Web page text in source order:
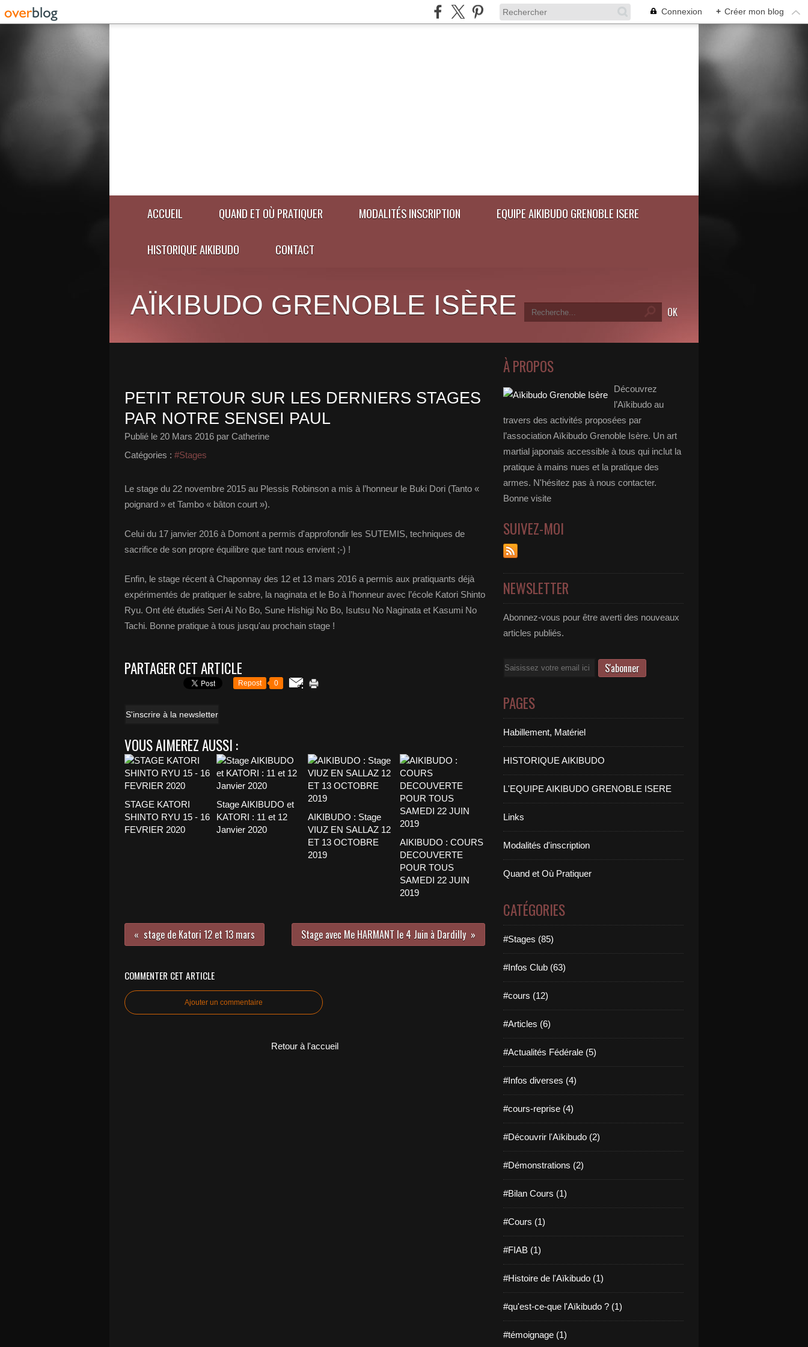
Connexion + Créer mon blog
ACCUEIL QUAND ET OÙ PRATIQUER MODALITÉS INSCRIPTION EQUIPE AIKIBUDO GRENOBLE ISERE
HISTORIQUE AIKIBUDO CONTACT
AÏKIBUDO GRENOBLE ISÈRE
PETIT RETOUR SUR LES DERNIERS STAGES
PAR NOTRE SENSEI PAUL
Publié le 20 Mars 2016 par Catherine
Catégories : #Stages
Le stage du 22 novembre 2015 au Plessis Robinson a mis à l’honneur le Buki Dori (Tanto «
poignard » et Tambo « bâton court »).
Celui du 17 janvier 2016 à Domont a permis d'approfondir les SUTEMIS, techniques de
sacrifice de son propre équilibre que tant nous envient ;-) !
Enfin, le stage récent à Chaponnay des 12 et 13 mars 2016 a permis aux pratiquants déjà
expérimentés de pratiquer le sabre, la naginata et le Bo à l’honneur avec l’école Katori Shinto
Ryu. Ont été étudiés Seri Ai No Bo, Sune Hishigi No Bo, Isutsu No Naginata et Kasumi No
Tachi. Bonne pratique à tous jusqu'au prochain stage !
PARTAGER CET ARTICLE
Repost 0
S'inscrire à la newsletter
VOUS AIMEREZ AUSSI :
STAGE KATORI
SHINTO RYU 15 - 16
FEVRIER 2020
Stage AIKIBUDO et
KATORI : 11 et 12
Janvier 2020
AIKIBUDO : Stage
VIUZ EN SALLAZ 12
ET 13 OCTOBRE
2019
AIKIBUDO : COURS
DECOUVERTE
POUR TOUS
SAMEDI 22 JUIN
2019
stage de Katori 12 et 13 mars Stage avec Me HARMANT le 4 Juin à Dardilly
COMMENTER CET ARTICLE
Ajouter un commentaire
Retour à l'accueil
À PROPOS
Découvrez
l’Aïkibudo au
travers des activités proposées par
l’association Aïkibudo Grenoble Isère. Un art
martial japonais accessible à tous qui inclut la
pratique à mains nues et la pratique des
armes. N'hésitez pas à nous contacter.
Bonne visite
SUIVEZ-MOI
NEWSLETTER
Abonnez-vous pour être averti des nouveaux
articles publiés.
Email
PAGES
Habillement, Matériel
HISTORIQUE AIKIBUDO
L'EQUIPE AIKIBUDO GRENOBLE ISERE
Links
Modalités d'inscription
Quand et Où Pratiquer
CATÉGORIES
#Stages (85)
#Infos Club (63)
#cours (12)
#Articles (6)
#Actualités Fédérale (5)
#Infos diverses (4)
#cours-reprise (4)
#Découvrir l'Aïkibudo (2)
#Démonstrations (2)
#Bilan Cours (1)
#Cours (1)
#FIAB (1)
#Histoire de l'Aïkibudo (1)
#qu'est-ce-que l'Aïkibudo ? (1)
#témoignage (1)